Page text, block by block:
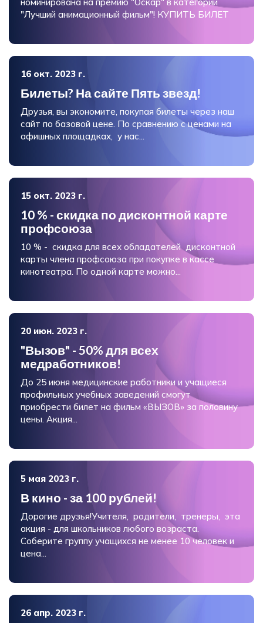
номинирована на премию "Оскар" в категории
"Лучший анимационный фильм"! КУПИТЬ БИЛЕТ
16 окт. 2023 г.
Билеты? На сайте Пять звезд!
Друзья, вы экономите, покупая билеты через наш
сайт по базовой цене. По сравнению с ценами на
афишных площадках, у нас...
15 окт. 2023 г.
10 % - скидка по дисконтной карте
профсоюза
10 % - скидка для всех обладателей дисконтной
карты члена профсоюза при покупке в кассе
кинотеатра. По одной карте можно...
20 июн. 2023 г.
"Вызов" - 50% для всех
медработников!
До 25 июня медицинские работники и учащиеся
профильных учебных заведений смогут
приобрести билет на фильм «ВЫЗОВ» за половину
цены. Акция...
5 мая 2023 г.
В кино - за 100 рублей!
Дорогие друзья!Учителя, родители, тренеры, эта
акция - для школьников любого возраста.
Соберите группу учащихся не менее 10 человек и
цена...
26 апр. 2023 г.